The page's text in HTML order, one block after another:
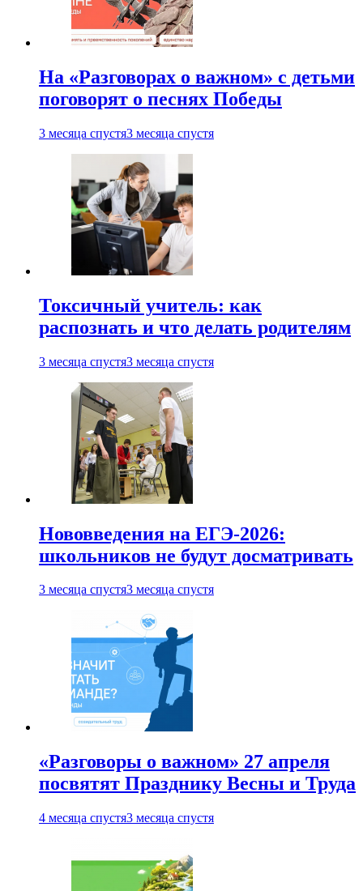
На «Разговорах о важном» с детьми
поговорят о песнях Победы
3 месяца спустя3 месяца спустя
Токсичный учитель: как
распознать и что делать родителям
3 месяца спустя3 месяца спустя
Нововведения на ЕГЭ-2026:
школьников не будут досматривать
3 месяца спустя3 месяца спустя
«Разговоры о важном» 27 апреля
посвятят Празднику Весны и Труда
4 месяца спустя3 месяца спустя